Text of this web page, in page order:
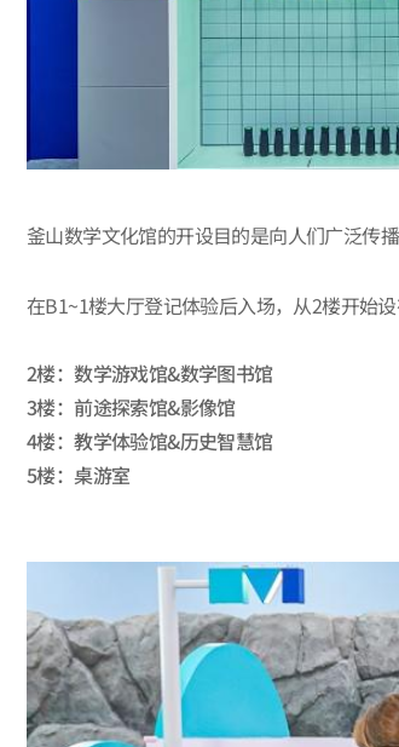
釜山数学文化馆的开设目的是向人们广泛传
在B1~1楼大厅登记体验后入场，从2楼开始设
2楼：数学游戏馆&数学图书馆
3楼：前途探索馆&影像馆
4楼：教学体验馆&历史智慧馆
5楼：桌游室